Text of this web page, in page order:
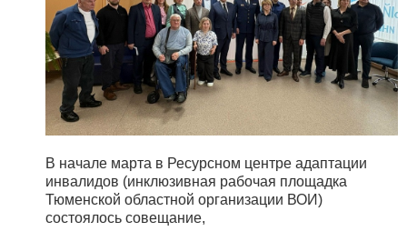
В начале марта в Ресурсном центре адаптации
инвалидов (инклюзивная рабочая площадка
Тюменской областной организации ВОИ)
состоялось совещание,